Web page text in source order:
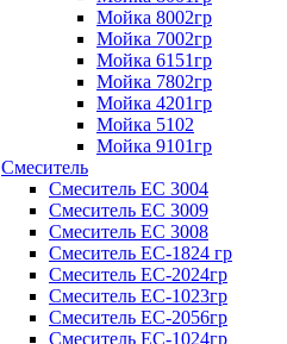
Мойка 8002гр
Мойка 7002гр
Мойка 6151гр
Мойка 7802гр
Мойка 4201гр
Мойка 5102
Мойка 9101гр
Смеситель
Смеситель ЕС 3004
Смеситель ЕС 3009
Смеситель ЕС 3008
Смеситель ЕС-1824 гр
Смеситель ЕС-2024гр
Смеситель ЕС-1023гр
Смеситель ЕС-2056гр
Смеситель ЕС-1024гр